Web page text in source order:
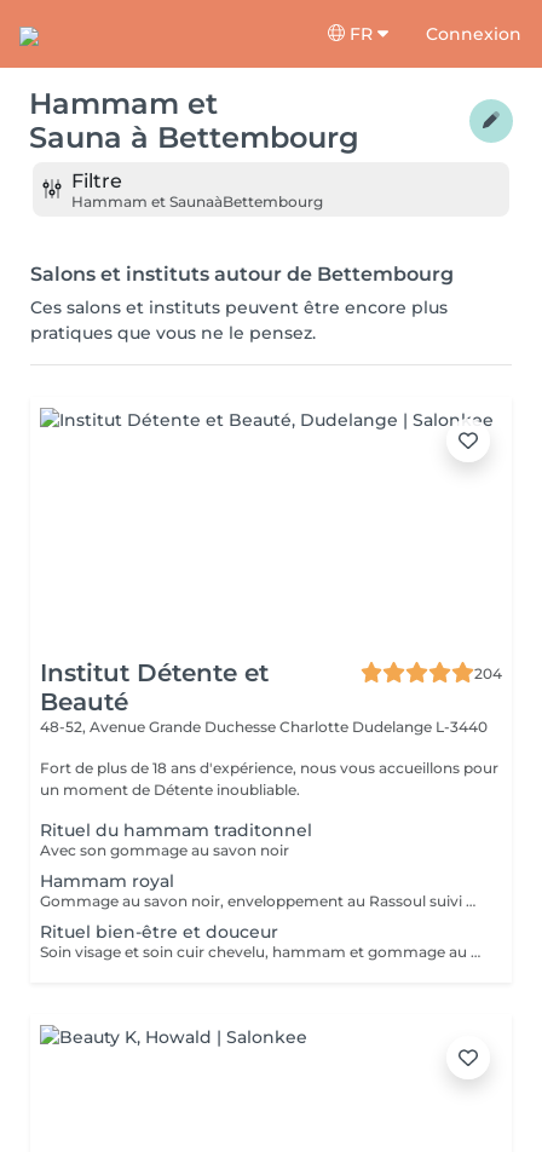
FR Connexion
Hammam et
Sauna à Bettembourg
Filtre
Hammam et SaunaàBettembourg
Salons et instituts autour de Bettembourg
Ces salons et instituts peuvent être encore plus
pratiques que vous ne le pensez.
Institut Détente et
Beauté
204
48-52, Avenue Grande Duchesse Charlotte Dudelange L-3440
Fort de plus de 18 ans d'expérience, nous vous accueillons pour
un moment de Détente inoubliable.
Rituel du hammam traditonnel
Avec son gommage au savon noir
Hammam royal
Gommage au savon noir, enveloppement au Rassoul suivi d'un massage relaxant
Rituel bien-être et douceur
Soin visage et soin cuir chevelu, hammam et gommage au savon noir suivi d'un massage relaxant